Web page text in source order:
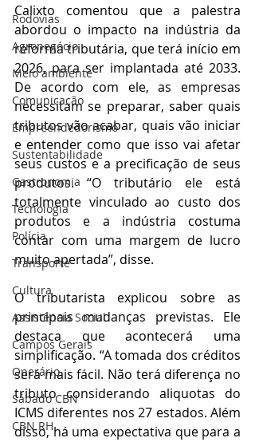
Rodovias
Agronegócio
Meio ambiente
Comunicação
Empreendedorismo
Sustentabilidade
Gastronomia
Tecnologia
Polícia
Transporte
Cultura
Assistência Social
Campos Gerais
Operário
Sábado CBN
CBN RH
Calixto comentou que a palestra
abordou o impacto na indústria da
reforma tributária, que terá início em
2026, para ser implantada até 2033.
De acordo com ele, as empresas
necessitam se preparar, saber quais
tributos vão acabar, quais vão iniciar
e entender como que isso vai afetar
seus custos e a precificação de seus
produtos. “O tributário ele está
totalmente vinculado ao custo dos
produtos e a indústria costuma
contar com uma margem de lucro
muito apertada”, disse.
O tributarista explicou sobre as
principais mudanças previstas. Ele
destaca que acontecerá uma
simplificação. “A tomada dos créditos
será mais fácil. Não terá diferença no
tributo considerando aliquotas do
ICMS diferentes nos 27 estados. Além
disso, há uma expectativa que para a